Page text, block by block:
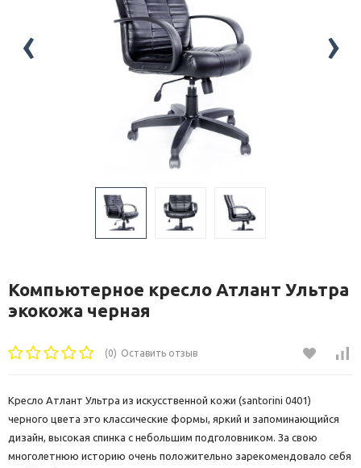
‹ ›
Компьютерное кресло Атлант Ультра
экокожа черная
(0) Оставить отзыв
Кресло Атлант Ультра из искусственной кожи (santorini 0401)
черного цвета это классические формы, яркий и запоминающийся
дизайн, высокая спинка с небольшим подголовником. За свою
многолетнюю историю очень положительно зарекомендовало себя